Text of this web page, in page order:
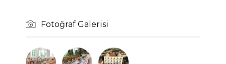
Fotoğraf Galerisi